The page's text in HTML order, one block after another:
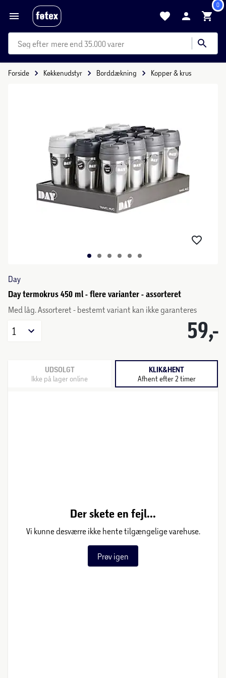
0
mere end 35.000 varer
Forside Køkkenudstyr Borddækning Kopper & krus
Day
Day termokrus 450 ml - flere varianter - assorteret
Med låg. Assorteret - bestemt variant kan ikke garanteres
59,-
1
UDSOLGT
Ikke på lager online
KLIK&HENT
Afhent efter 2 timer
Der skete en fejl...
Vi kunne desværre ikke hente tilgængelige varehuse.
Prøv igen